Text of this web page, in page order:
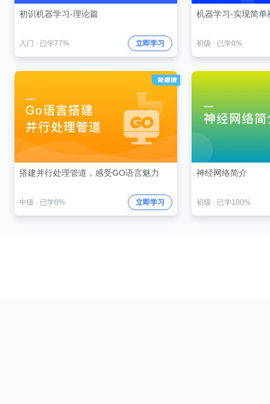
初识机器学习-理论篇
入门 · 已学77% 立即学习
机器学习-实现简单
初级 · 已学0%
搭建并行处理管道，感受GO语言魅力
中级 · 已学0% 立即学习
神经网络简介
初级 · 已学100%